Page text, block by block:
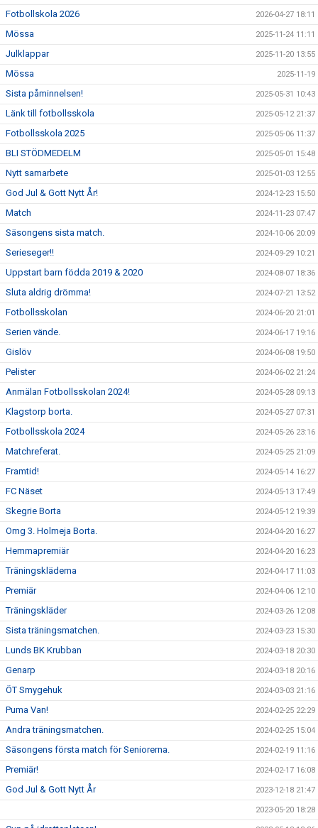
Fotbollskola 2026 2026-04-27 18:11
Mössa 2025-11-24 11:11
Julklappar 2025-11-20 13:55
Mössa 2025-11-19
Sista påminnelsen! 2025-05-31 10:43
Länk till fotbollsskola 2025-05-12 21:37
Fotbollsskola 2025 2025-05-06 11:37
BLI STÖDMEDELM 2025-05-01 15:48
Nytt samarbete 2025-01-03 12:55
God Jul & Gott Nytt År! 2024-12-23 15:50
Match 2024-11-23 07:47
Säsongens sista match. 2024-10-06 20:09
Serieseger!! 2024-09-29 10:21
Uppstart barn födda 2019 & 2020 2024-08-07 18:36
Sluta aldrig drömma! 2024-07-21 13:52
Fotbollsskolan 2024-06-20 21:01
Serien vände. 2024-06-17 19:16
Gislöv 2024-06-08 19:50
Pelister 2024-06-02 21:24
Anmälan Fotbollsskolan 2024! 2024-05-28 09:13
Klagstorp borta. 2024-05-27 07:31
Fotbollsskola 2024 2024-05-26 23:16
Matchreferat. 2024-05-25 21:09
Framtid! 2024-05-14 16:27
FC Näset 2024-05-13 17:49
Skegrie Borta 2024-05-12 19:39
Omg 3. Holmeja Borta. 2024-04-20 16:27
Hemmapremiär 2024-04-20 16:23
Träningskläderna 2024-04-17 11:03
Premiär 2024-04-06 12:10
Träningskläder 2024-03-26 12:08
Sista träningsmatchen. 2024-03-23 15:30
Lunds BK Krubban 2024-03-18 20:30
Genarp 2024-03-18 20:16
ÖT Smygehuk 2024-03-03 21:16
Puma Van! 2024-02-25 22:29
Andra träningsmatchen. 2024-02-25 15:04
Säsongens första match för Seniorerna. 2024-02-19 11:16
Premiär! 2024-02-17 16:08
God Jul & Gott Nytt År 2023-12-18 21:47
2023-05-20 18:28